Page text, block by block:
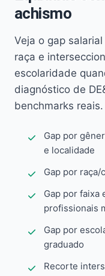
achismo
Veja o gap
raça e
escolaridade
diagnóstico de
benchmarks reais.
Gap por
e localidade
Gap por raça/
Gap por
profissionais
Gap por
graduado
Recorte